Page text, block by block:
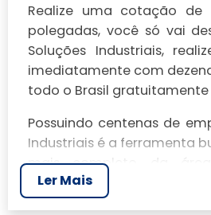
Realize uma cotação de
polegadas, você só vai
Soluções Industriais,
imediatamente com
todo o Brasil
Possuindo centenas de
Industriais é a ferramenta
mais completo da área
realizar um orçamento
polegadas, clique em
Ler Mais